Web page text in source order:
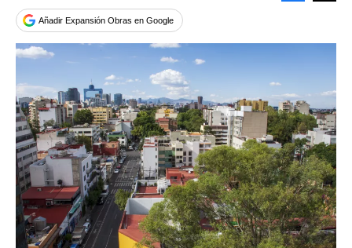
Añadir Expansión Obras en Google